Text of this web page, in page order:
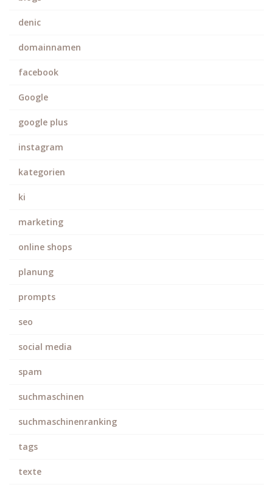
denic
domainnamen
facebook
Google
google plus
instagram
kategorien
ki
marketing
online shops
planung
prompts
seo
social media
spam
suchmaschinen
suchmaschinenranking
tags
texte